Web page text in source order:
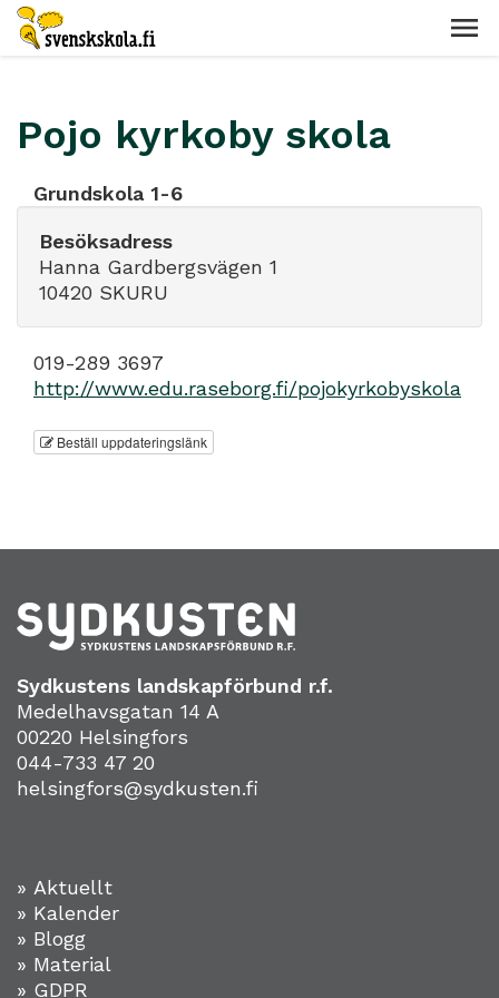
Pojo kyrkoby skola
Grundskola 1-6
Besöksadress
Hanna Gardbergsvägen 1
10420 SKURU
019-289 3697
http://www.edu.raseborg.fi/pojokyrkobyskola
Beställ uppdateringslänk
Sydkustens landskapförbund r.f.
Medelhavsgatan 14 A
00220 Helsingfors
044-733 47 20
helsingfors@sydkusten.fi
» Aktuellt
» Kalender
» Blogg
» Material
» GDPR